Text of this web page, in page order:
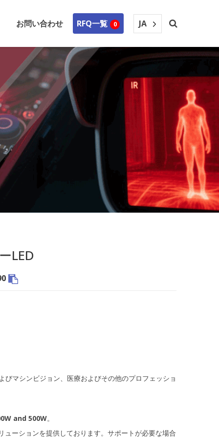
お問い合わせ RFQ一覧 0 JA
LED
びマシンビジョン、医療およびその他のプロフェッショ
and 500W。
ューションを提供しております。サポートが必要な場合